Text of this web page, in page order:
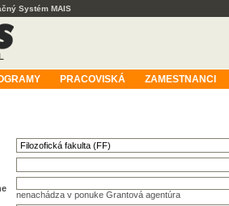
Systém MAIS
PRACOVISKÁ ZAMESTNANCI
nenachádza v ponuke Grantová agentúra